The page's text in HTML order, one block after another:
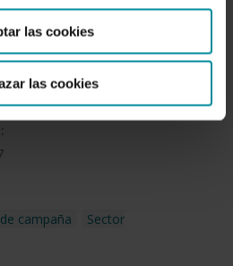
las cookies
las cookies
2017
de Cajamar
campaña
Sector